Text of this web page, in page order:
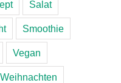
Salat
Smoothie
Vegan
Weihnachten